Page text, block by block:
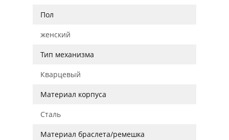
Пол
женский
Тип механизма
Кварцевый
Материал корпуса
Сталь
Материал браслета/ремешка